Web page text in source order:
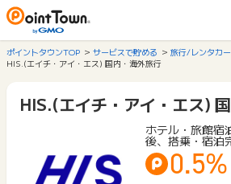
ポイントタウンTOP サービスで貯める
旅行/レンタカー
HIS.(エイチ・アイ・エス) 国内・海外旅行
HIS.(エイチ・アイ・エス)
ホテル・旅館宿
後、搭乗・宿泊
0.5%